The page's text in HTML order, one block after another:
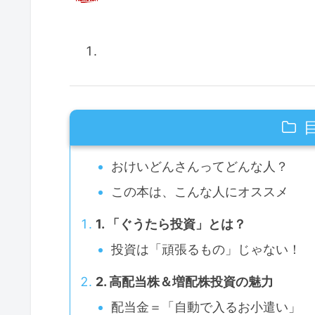
おけいどんさんってどんな人？
この本は、こんな人にオススメ
1. 「ぐうたら投資」とは？
投資は「頑張るもの」じゃない！
2. 高配当株＆増配株投資の魅力
配当金＝「自動で入るお小遣い」